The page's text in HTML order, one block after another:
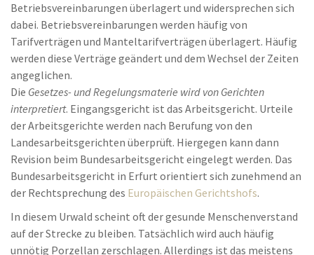
Betriebsvereinbarungen überlagert und widersprechen sich
dabei. Betriebsvereinbarungen werden häufig von
Tarifverträgen und Manteltarifverträgen überlagert. Häufig
werden diese Verträge geändert und dem Wechsel der Zeiten
angeglichen.
Die Gesetzes- und Regelungsmaterie wird von Gerichten
interpretiert. Eingangsgericht ist das Arbeitsgericht. Urteile
der Arbeitsgerichte werden nach Berufung von den
Landesarbeitsgerichten überprüft. Hiergegen kann dann
Revision beim Bundesarbeitsgericht eingelegt werden. Das
Bundesarbeitsgericht in Erfurt orientiert sich zunehmend an
der Rechtsprechung des Europäischen Gerichtshofs.
In diesem Urwald scheint oft der gesunde Menschenverstand
auf der Strecke zu bleiben. Tatsächlich wird auch häufig
unnötig Porzellan zerschlagen. Allerdings ist das meistens